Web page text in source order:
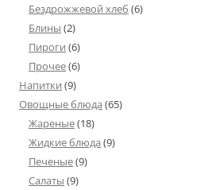
Бездрожжевой хлеб (6)
Блины (2)
Пироги (6)
Прочее(6)
Напитки (9)
Овощные блюда (65)
Жареные(18)
Жидкие блюда (9)
Печеные(9)
Салаты (9)